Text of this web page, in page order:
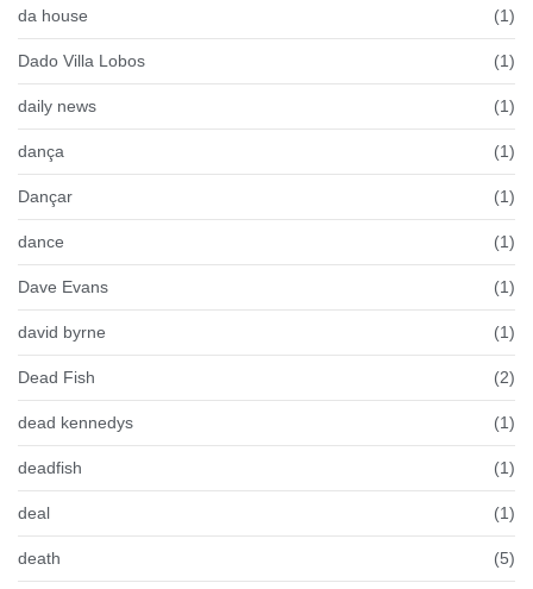
da house (1)
Dado Villa Lobos (1)
daily news (1)
dança (1)
Dançar (1)
dance (1)
Dave Evans (1)
david byrne (1)
Dead Fish (2)
dead kennedys (1)
deadfish (1)
deal (1)
death (5)